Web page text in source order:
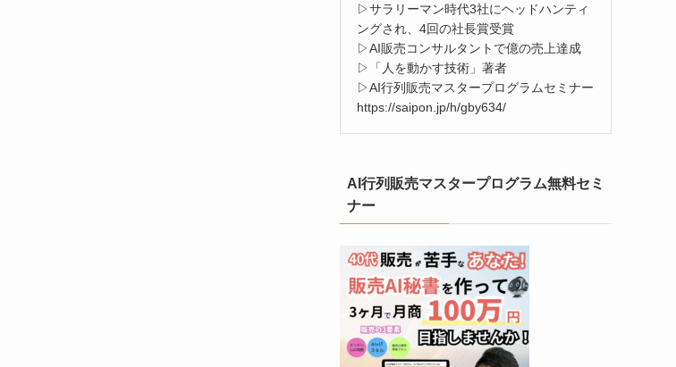
▷サラリーマン時代3社にヘッドハンティ
ングされ、4回の社長賞受賞
▷AI販売コンサルタントで億の売上達成
▷「人を動かす技術」著者
▷AI行列販売マスタープログラムセミナー
https://saipon.jp/h/gby634/
AI行列販売マスタープログラム無料セミ
ナー